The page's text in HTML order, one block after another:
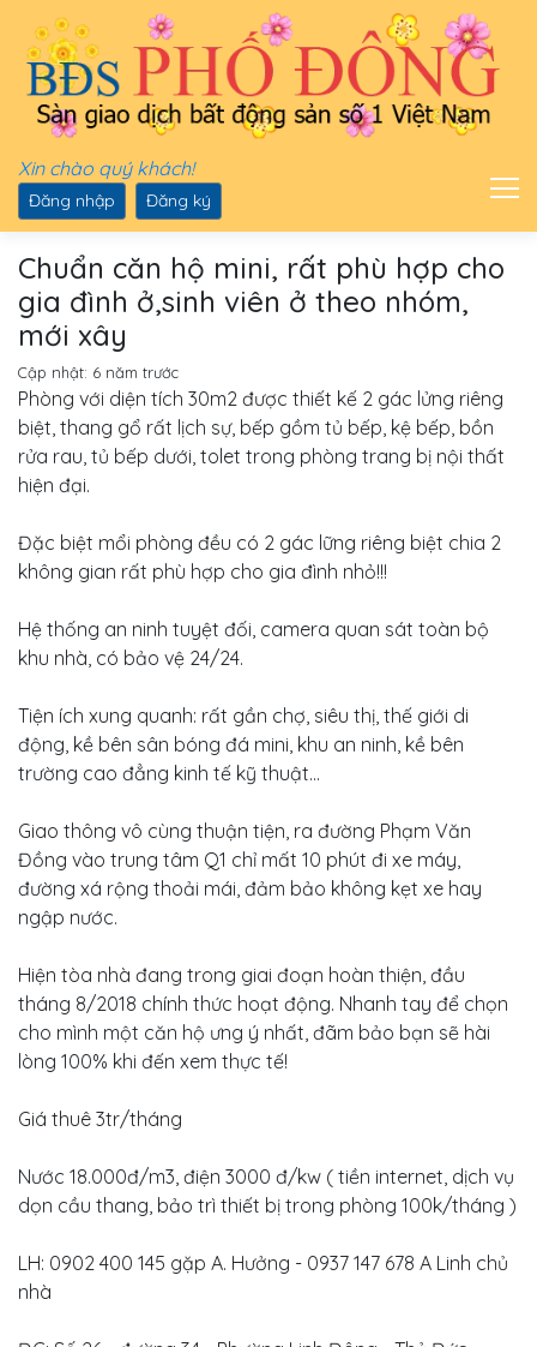
Xin chào quý khách!
Đăng nhập Đăng ký
Chuẩn căn hộ mini, rất phù hợp cho
gia đình ở,sinh viên ở theo nhóm,
mới xây
Cập nhật: 6 năm trước
Phòng với diện tích 30m2 được thiết kế 2 gác lửng riêng
biệt, thang gổ rất lịch sự, bếp gồm tủ bếp, kệ bếp, bồn
rửa rau, tủ bếp dưới, tolet trong phòng trang bị nội thất
hiện đại.
Đặc biệt mổi phòng đều có 2 gác lững riêng biệt chia 2
không gian rất phù hợp cho gia đình nhỏ!!!
Hệ thống an ninh tuyệt đối, camera quan sát toàn bộ
khu nhà, có bảo vệ 24/24.
Tiện ích xung quanh: rất gần chợ, siêu thị, thế giới di
động, kề bên sân bóng đá mini, khu an ninh, kề bên
trường cao đẳng kinh tế kỹ thuật...
Giao thông vô cùng thuận tiện, ra đường Phạm Văn
Đồng vào trung tâm Q1 chỉ mất 10 phút đi xe máy,
đường xá rộng thoải mái, đảm bảo không kẹt xe hay
ngập nước.
Hiện tòa nhà đang trong giai đoạn hoàn thiện, đầu
tháng 8/2018 chính thức hoạt động. Nhanh tay để chọn
cho mình một căn hộ ưng ý nhất, đãm bảo bạn sẽ hài
lòng 100% khi đến xem thực tế!
Giá thuê 3tr/tháng
Nước 18.000đ/m3, điện 3000 đ/kw ( tiền internet, dịch vụ
dọn cầu thang, bảo trì thiết bị trong phòng 100k/tháng )
LH: 0902 400 145 gặp A. Hưởng - 0937 147 678 A Linh chủ
nhà